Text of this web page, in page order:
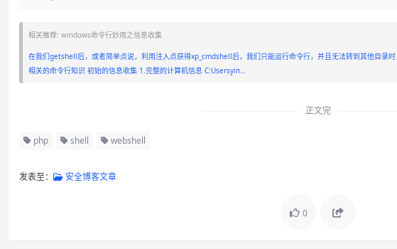
相关推荐: windows命令行妙用之信息收集
在我们getshell后，或者简单点说，利用注入点获得xp_cmdshell后，我们只能运行命令行，并且无法转到其他目录
相关的命令行知识 初始的信息收集 1.完整的计算机信息 C:Usersyin…
正文完
php shell webshell
发表至： 安全博客文章
0